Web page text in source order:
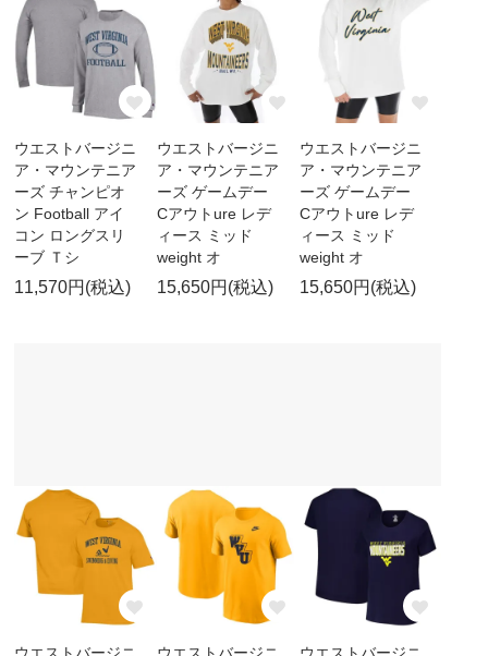
ウエストバージニ
ア・マウンテニア
ーズ チャンピオ
ン Football アイ
コン ロングスリ
ーブ Ｔシ
11,570円(税込)
ウエストバージニ
ア・マウンテニア
ーズ ゲームデー
Cアウトure レデ
ィース ミッド
weight オ
15,650円(税込)
ウエストバージニ
ア・マウンテニア
ーズ ゲームデー
Cアウトure レデ
ィース ミッド
weight オ
15,650円(税込)